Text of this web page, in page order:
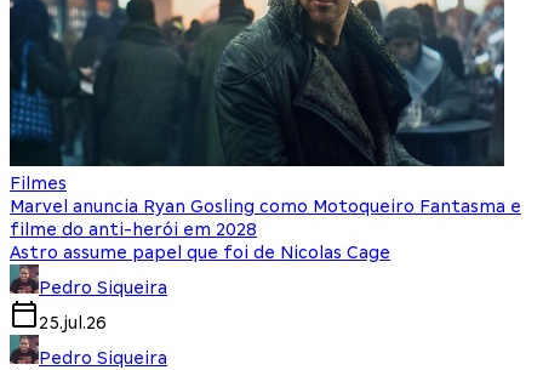
Filmes
Marvel anuncia Ryan Gosling como Motoqueiro Fantasma e
filme do anti-herói em 2028
Astro assume papel que foi de Nicolas Cage
Pedro Siqueira
25.jul.26
Pedro Siqueira